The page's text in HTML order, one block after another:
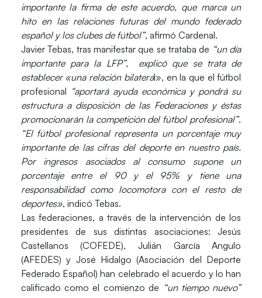
importante la firma de este acuerdo, que marca un
hito en las relaciones futuras del mundo federado
español y los clubes de fútbol”, afirmó Cardenal.
Javier Tebas, tras manifestar que se trataba de “un día
importante para la LFP”, explicó que se trata de
establecer «una relación bilateral», en la que el fútbol
profesional “aportará ayuda económica y pondrá su
estructura a disposición de las Federaciones y éstas
promocionarán la competición del fútbol profesional”.
“El fútbol profesional representa un porcentaje muy
importante de las cifras del deporte en nuestro país.
Por ingresos asociados al consumo supone un
porcentaje entre el 90 y el 95% y tiene una
responsabilidad como locomotora con el resto de
deportes», indicó Tebas.
Las federaciones, a través de la intervención de los
presidentes de sus distintas asociaciones: Jesús
Castellanos (COFEDE), Julián García Angulo
(AFEDES) y José Hidalgo (Asociación del Deporte
Federado Español) han celebrado el acuerdo y lo han
calificado como el comienzo de “un tiempo nuevo”